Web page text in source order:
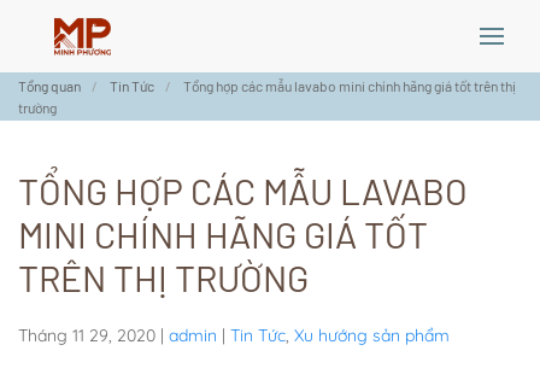
Skip
to
content
Tổng quan Tin Tức
Tổng hợp các mẫu lavabo mini chính hãng giá tốt trên thị
trường
TỔNG HỢP CÁC MẪU LAVABO
MINI CHÍNH HÃNG GIÁ TỐT
TRÊN THỊ TRƯỜNG
Tháng 11 29, 2020 | admin | Tin Tức, Xu hướng sản phẩm